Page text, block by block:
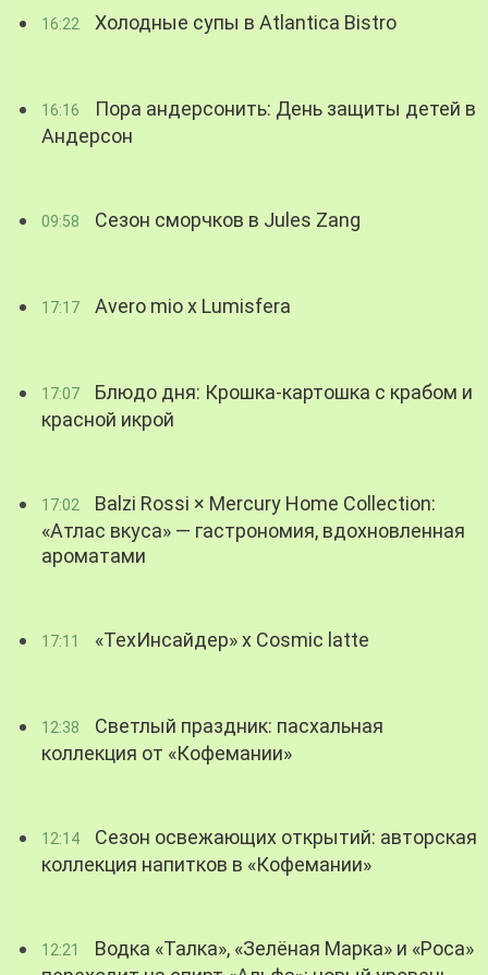
16:22 Холодные супы в Atlantica Bistro
16:16
Пора андерсонить: День защиты детей в
Андерсон
09:58 Сезон сморчков в Jules Zang
17:17 Avero mio x Lumisfera
17:07
Блюдо дня: Крошка-картошка с крабом и
красной икрой
17:02
Balzi Rossi × Mercury Home Collection:
«Атлас вкуса» — гастрономия, вдохновленная
ароматами
17:11 «ТехИнсайдер» х Cosmic latte
12:38
Светлый праздник: пасхальная
коллекция от «Кофемании»
12:14
Сезон освежающих открытий: авторская
коллекция напитков в «Кофемании»
12:21
Водка «Талка», «Зелёная Марка» и «Роса»